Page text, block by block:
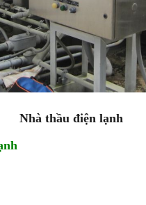
Nhà thầu điện lạnh